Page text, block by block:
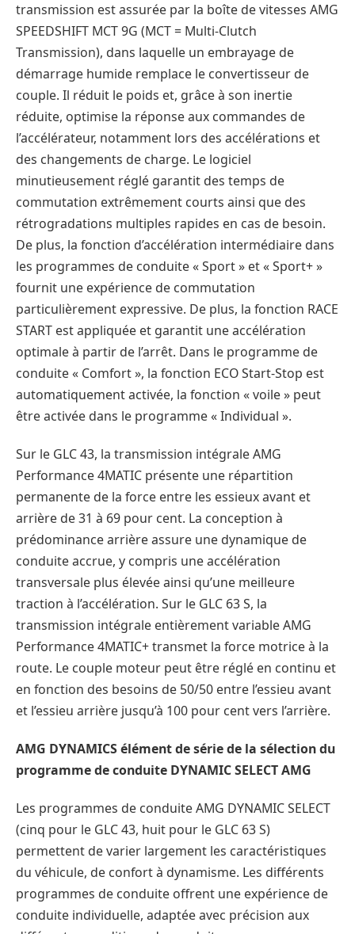
transmission est assurée par la boîte de vitesses AMG
SPEEDSHIFT MCT 9G (MCT = Multi-Clutch
Transmission), dans laquelle un embrayage de
démarrage humide remplace le convertisseur de
couple. Il réduit le poids et, grâce à son inertie
réduite, optimise la réponse aux commandes de
l’accélérateur, notamment lors des accélérations et
des changements de charge. Le logiciel
minutieusement réglé garantit des temps de
commutation extrêmement courts ainsi que des
rétrogradations multiples rapides en cas de besoin.
De plus, la fonction d’accélération intermédiaire dans
les programmes de conduite « Sport » et « Sport+ »
fournit une expérience de commutation
particulièrement expressive. De plus, la fonction RACE
START est appliquée et garantit une accélération
optimale à partir de l’arrêt. Dans le programme de
conduite « Comfort », la fonction ECO Start-Stop est
automatiquement activée, la fonction « voile » peut
être activée dans le programme « Individual ».
Sur le GLC 43, la transmission intégrale AMG
Performance 4MATIC présente une répartition
permanente de la force entre les essieux avant et
arrière de 31 à 69 pour cent. La conception à
prédominance arrière assure une dynamique de
conduite accrue, y compris une accélération
transversale plus élevée ainsi qu’une meilleure
traction à l’accélération. Sur le GLC 63 S, la
transmission intégrale entièrement variable AMG
Performance 4MATIC+ transmet la force motrice à la
route. Le couple moteur peut être réglé en continu et
en fonction des besoins de 50/50 entre l’essieu avant
et l’essieu arrière jusqu’à 100 pour cent vers l’arrière.
AMG DYNAMICS élément de série de la sélection du
programme de conduite DYNAMIC SELECT AMG
Les programmes de conduite AMG DYNAMIC SELECT
(cinq pour le GLC 43, huit pour le GLC 63 S)
permettent de varier largement les caractéristiques
du véhicule, de confort à dynamisme. Les différents
programmes de conduite offrent une expérience de
conduite individuelle, adaptée avec précision aux